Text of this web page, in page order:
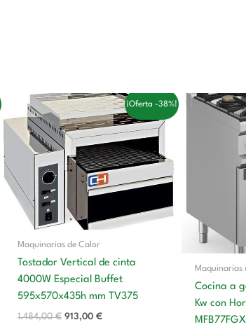
¡Oferta -38%!
Maquinarias de Calor
Tostador Vertical de cinta
4000W Especial Buffet
595x570x435h mm TV375
1.484,00€
El
precio
original
era:
1.484,00 €.
913,00 €
El
precio
actual
es:
913,00 €.
Maquinarias
Cocina a
Kw con